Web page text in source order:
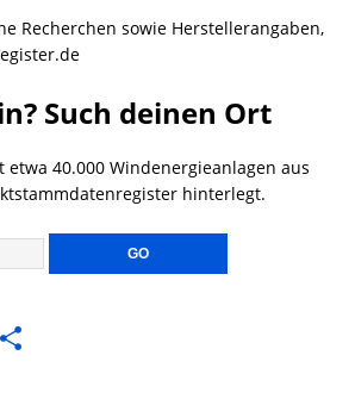
Recherchen sowie Herstellerangaben,
Such deinen Ort
etwa 40.000 Windenergieanlagen aus
hinterlegt.
E